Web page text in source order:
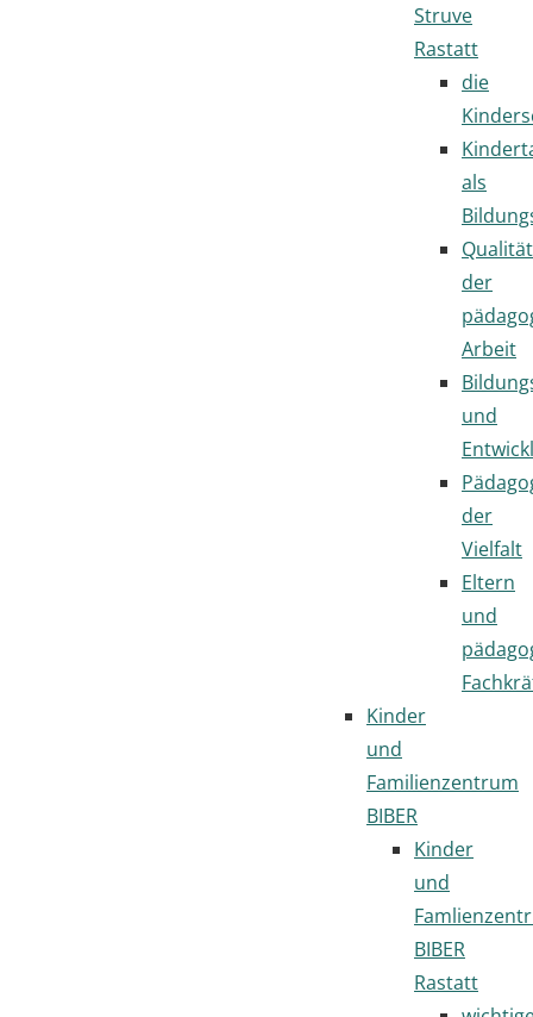
Struve
Rastatt
die
als
Qualität
der
Arbeit
und
der
Vielfalt
Eltern
und
Kinder
und
Familienzentrum
BIBER
Kinder
und
BIBER
Rastatt